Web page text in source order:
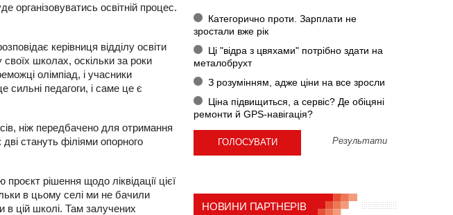
організовуватись освітній процес.
керівниця відділу освіти
школах, оскільки за роки
олімпіад, і учасники
сильні педагоги, і саме це є
ніж передбачено для отримання
стануть філіями опорного
рішення щодо ліквідації цієї
в цьому селі ми не бачили
в цій школі. Там залучених
Категорично проти. Зарплати не
зростали вже рік
Ці "відра з цвяхами" потрібно здати на
металобрухт
З розумінням, адже ціни на все зросли
Ціна підвищиться, а сервіс? Де обіцяні
ремонти й GPS-навігація?
Результати
НОВИНИ ПАРТНЕРІВ